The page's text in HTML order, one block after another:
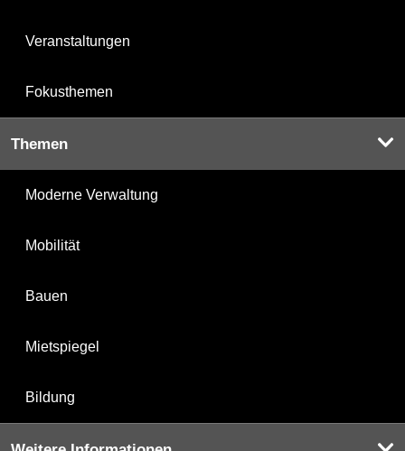
Veranstaltungen
Fokusthemen
Themen
Moderne Verwaltung
Mobilität
Bauen
Mietspiegel
Bildung